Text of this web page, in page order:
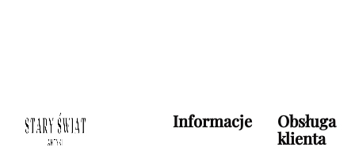
Informacje
Obsługa
klienta